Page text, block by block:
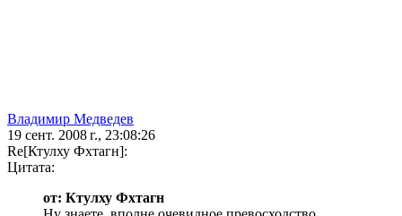
Владимир Медведев
19 сент. 2008 г., 23:08:26
Re[Ктулху Фхтагн]:
Цитата:
от: Ктулху Фхтагн